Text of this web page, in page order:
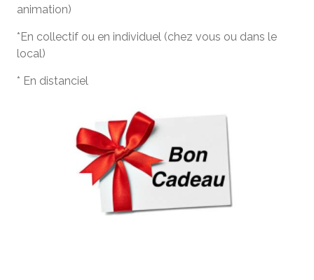
animation)
*En collectif ou en individuel (chez vous ou dans le
local)
* En distanciel